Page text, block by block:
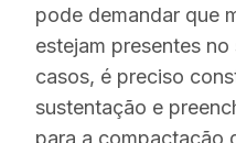
pode demandar que
estejam presentes
casos, é preciso
sustentação e